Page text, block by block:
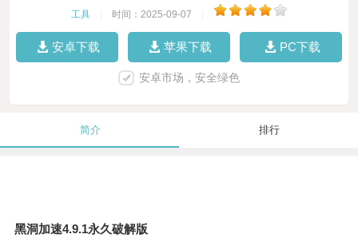
工具 时间：2025-09-07
安卓下载 苹果下载 PC下载
安卓市场，安全绿色
简介 排行
黑洞加速4.9.1永久破解版